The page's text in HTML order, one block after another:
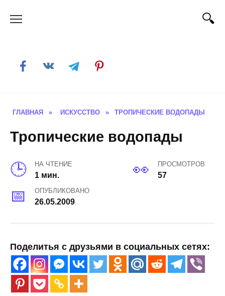
ГЛАВНАЯ » ИСКУССТВО » ТРОПИЧЕСКИЕ ВОДОПАДЫ
Тропические водопады
НА ЧТЕНИЕ
1 мин.
ПРОСМОТРОВ
57
ОПУБЛИКОВАНО
26.05.2009
Поделитья с друзьями в социальных сетях: